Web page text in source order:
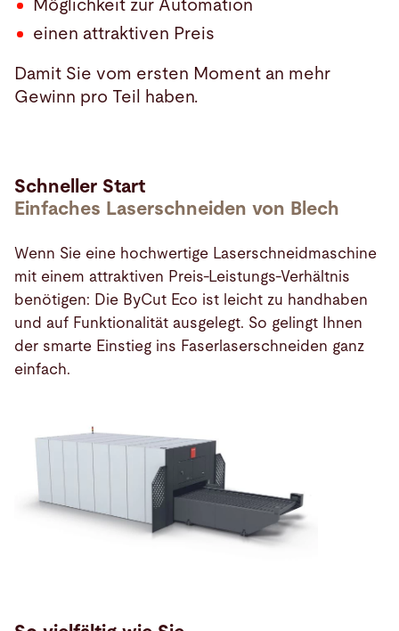
Möglichkeit zur Automation
einen attraktiven Preis
Damit Sie vom ersten Moment an mehr
Gewinn pro Teil haben.
Schneller Start
Einfaches Laserschneiden von Blech
Wenn Sie eine hochwertige Laserschneidmaschine
mit einem attraktiven Preis-Leistungs-Verhältnis
benötigen: Die ByCut Eco ist leicht zu handhaben
und auf Funktionalität ausgelegt. So gelingt Ihnen
der smarte Einstieg ins Faserlaserschneiden ganz
einfach.